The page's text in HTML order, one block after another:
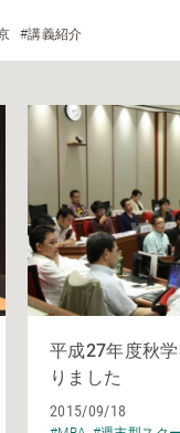
#講義紹介
平成27年度秋
りました
2015/09/18